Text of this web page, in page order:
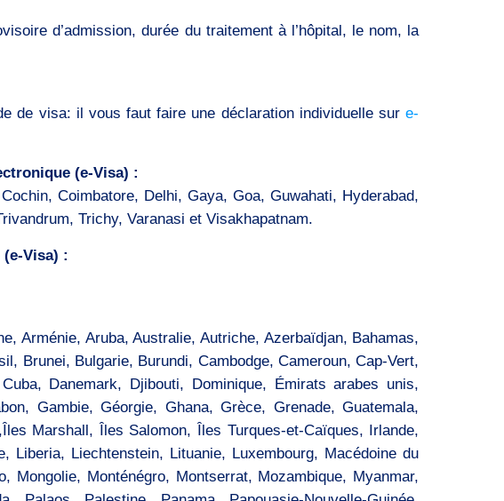
d’admission, durée du traitement à l’hôpital, le nom, la
de visa: il vous faut faire une déclaration individuelle sure-
(e-Visa) :
Coimbatore, Delhi, Gaya, Goa, Guwahati, Hyderabad,
Trichy, Varanasi et Visakhapatnam.
Visa) :
Arménie, Aruba, Australie, Autriche, Azerbaïdjan, Bahamas,
Brunei, Bulgarie, Burundi, Cambodge, Cameroun, Cap-Vert,
Danemark, Djibouti, Dominique, Émirats arabes unis,
Gambie, Géorgie, Ghana, Grèce, Grenade, Guatemala,
Marshall, Îles Salomon, Îles Turques-et-Caïques, Irlande,
Liechtenstein, Lituanie, Luxembourg, Macédoine du
Monténégro, Montserrat, Mozambique, Myanmar,